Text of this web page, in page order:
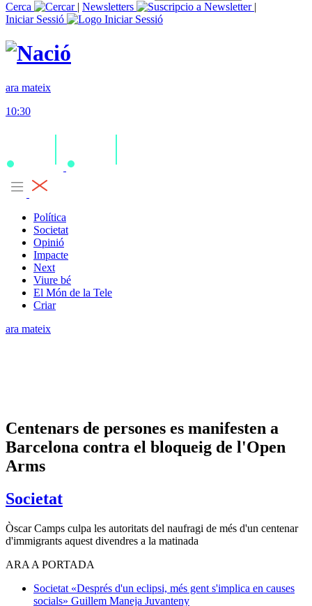
Cerca
| Newsletters
|
Iniciar Sessió
ara mateix
10:30
Política
Societat
Opinió
Impacte
Next
Viure bé
El Món de la Tele
Criar
ara mateix
Centenars de persones es manifesten a
Barcelona contra el bloqueig de l'Open
Arms
Societat
Òscar Camps culpa les autoritats del naufragi de més d'un centenar
d'immigrants aquest divendres a la matinada
ARA A PORTADA
Societat «Després d'un eclipsi, més gent s'implica en causes
socials» Guillem Maneja Juvanteny